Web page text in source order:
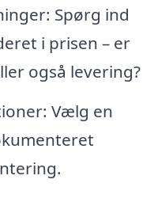
Spørg ind
i prisen – er
også levering?
Vælg en